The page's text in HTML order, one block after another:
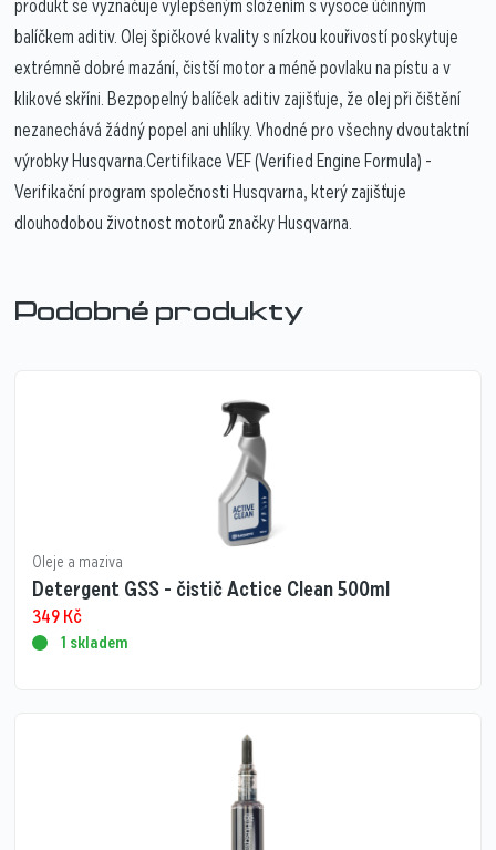
produkt se vyznačuje vylepšeným složením s vysoce účinným
balíčkem aditiv. Olej špičkové kvality s nízkou kouřivostí poskytuje
extrémně dobré mazání, čistší motor a méně povlaku na pístu a v
klikové skříni. Bezpopelný balíček aditiv zajišťuje, že olej při čištění
nezanechává žádný popel ani uhlíky. Vhodné pro všechny dvoutaktní
výrobky Husqvarna.Certifikace VEF (Verified Engine Formula) -
Verifikační program společnosti Husqvarna, který zajišťuje
dlouhodobou životnost motorů značky Husqvarna.
Podobné produkty
Oleje a maziva
Detergent GSS - čistič Actice Clean 500ml
349Kč
1 skladem